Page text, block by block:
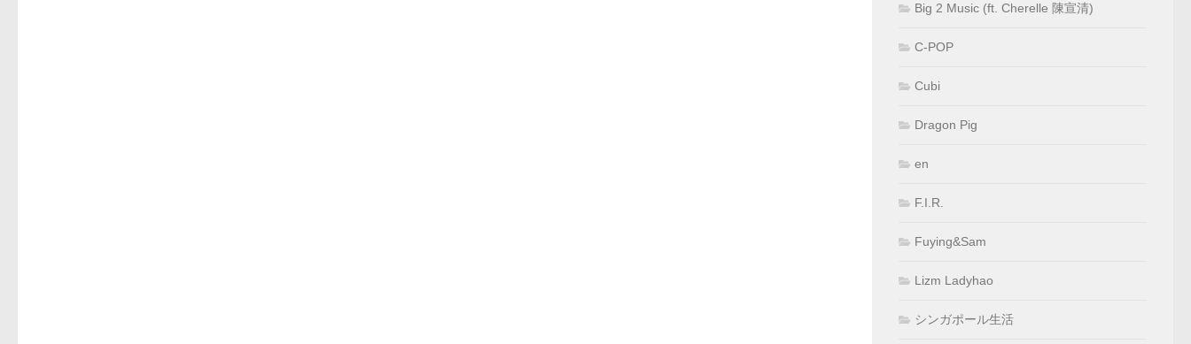
Big 2 Music (ft. Cherelle 陳宣清)
C-POP
Cubi
Dragon Pig
en
F.I.R.
Fuying&Sam
Lizm Ladyhao
シンガポール生活